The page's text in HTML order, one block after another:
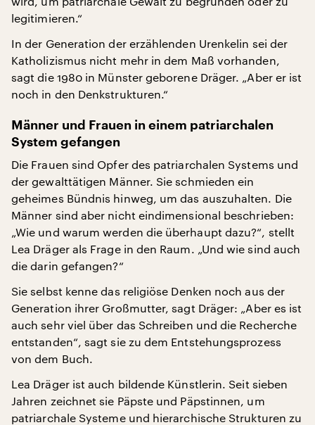
legitimieren.“
In der Generation der erzählenden Urenkelin sei der
Katholizismus nicht mehr in dem Maß vorhanden,
sagt die 1980 in Münster geborene Dräger. „Aber er ist
noch in den Denkstrukturen.“
Männer und Frauen in einem patriarchalen
System gefangen
Die Frauen sind Opfer des patriarchalen Systems und
der gewalttätigen Männer. Sie schmieden ein
geheimes Bündnis hinweg, um das auszuhalten. Die
Männer sind aber nicht eindimensional beschrieben:
„Wie und warum werden die überhaupt dazu?“, stellt
Lea Dräger als Frage in den Raum. „Und wie sind auch
die darin gefangen?“
Sie selbst kenne das religiöse Denken noch aus der
Generation ihrer Großmutter, sagt Dräger: „Aber es ist
auch sehr viel über das Schreiben und die Recherche
entstanden“, sagt sie zu dem Entstehungsprozess
von dem Buch.
Lea Dräger ist auch bildende Künstlerin. Seit sieben
Jahren zeichnet sie Päpste und Päpstinnen, um
patriarchale Systeme und hierarchische Strukturen zu